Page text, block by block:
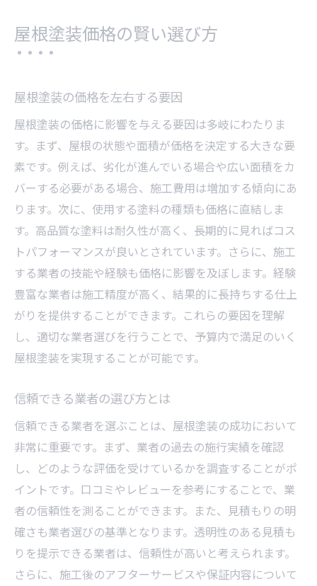
上手に屋根塗装価格を抑える方法
適正価格を知るための調査法
季節に応じた価格戦略の活用
複数業者への見積もり依頼の効果
キャンペーンを利用して節約
長期保証で維持費用を削減
屋根塗装の価格を知る重要性
屋根塗装の価格相場を理解する意義
価格を重視する理由と注意点
メンテナンス費用の見通しを立てる
価格に見合った品質を選ぶ方法
知識不足が招く高額請求の回避法
価格情報の収集で安心施工
屋根塗装前に確認すべき価格条件
価格交渉での注意点と成功例
見積もり時に知るべき価格要素
屋根塗装の付加価値を見極める
価格と品質のバランスを保つ秘訣
保証を含めた総合的な価格評価
屋根塗装の価格相場と選び方
屋根塗装の価格に影響する要素
屋根塗装価格の賢い選び方
屋根塗装の価格を左右する要因
屋根塗装の価格に影響を与える要因は多岐にわたりま
す。まず、屋根の状態や面積が価格を決定する大きな要
素です。例えば、劣化が進んでいる場合や広い面積をカ
バーする必要がある場合、施工費用は増加する傾向にあ
ります。次に、使用する塗料の種類も価格に直結しま
す。高品質な塗料は耐久性が高く、長期的に見ればコス
トパフォーマンスが良いとされています。さらに、施工
する業者の技能や経験も価格に影響を及ぼします。経験
豊富な業者は施工精度が高く、結果的に長持ちする仕上
がりを提供することができます。これらの要因を理解
し、適切な業者選びを行うことで、予算内で満足のいく
屋根塗装を実現することが可能です。
信頼できる業者の選び方とは
信頼できる業者を選ぶことは、屋根塗装の成功において
非常に重要です。まず、業者の過去の施行実績を確認
し、どのような評価を受けているかを調査することがポ
イントです。口コミやレビューを参考にすることで、業
者の信頼性を測ることができます。また、見積もりの明
確さも業者選びの基準となります。透明性のある見積も
りを提示できる業者は、信頼性が高いと考えられます。
さらに、施工後のアフターサービスや保証内容について